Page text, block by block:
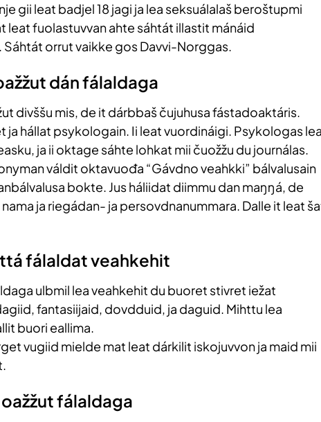
gii leat badjel 18 jagi ja lea seksuálalaš beroštupmi
leat fuolastuvvan ahte sáhtát illastit mánáid
orrut vaikke gos Davvi-Norggas.
dán fálaldaga
divššu mis, de it dárbbaš čujuhusa fástadoaktáris.
ja hállat psykologain. Ii leat vuordináigi. Psykologas lea
ja ii oktage sáhte lohkat mii čuožžu du journálas.
váldit oktavuođa “Gávdno veahkki” bálvalusain
bokte. Jus háliidat diimmu dan maŋŋá, de
ja riegádan- ja persovdnanummara. Dalle it leat
fálaldat veahkehit
ulbmil lea veahkehit du buoret stivret iežat
fantasiijaid, dovdduid, ja daguid. Mihttu lea
buori eallima.
vugiid mielde mat leat dárkilit iskojuvvon ja maid mii
fálaldaga